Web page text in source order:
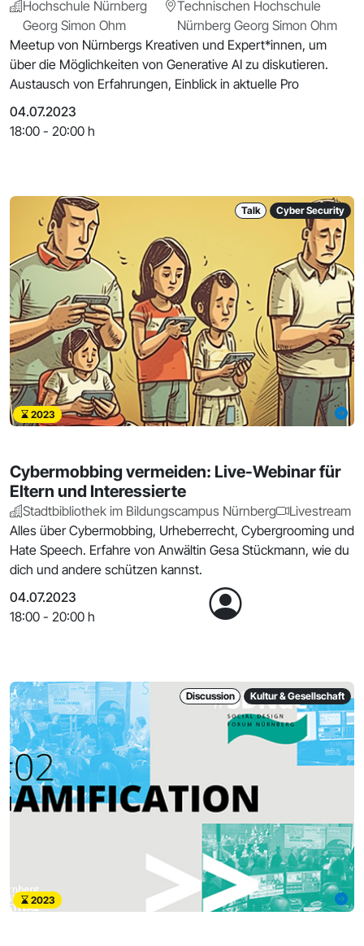
Hochschule Nürnberg
Georg Simon Ohm
Technischen Hochschule
Nürnberg Georg Simon Ohm
Meetup von Nürnbergs Kreativen und Expert*innen, um
über die Möglichkeiten von Generative AI zu diskutieren.
Austausch von Erfahrungen, Einblick in aktuelle Pro
04.07.2023
18:00 - 20:00 h
Talk Cyber Security
2023
Cybermobbing vermeiden: Live-Webinar für
Eltern und Interessierte
Stadtbibliothek im Bildungscampus Nürnberg
Livestream
Alles über Cybermobbing, Urheberrecht, Cybergrooming und
Hate Speech. Erfahre von Anwältin Gesa Stückmann, wie du
dich und andere schützen kannst.
04.07.2023
18:00 - 20:00 h
Discussion Kultur & Gesellschaft
2023